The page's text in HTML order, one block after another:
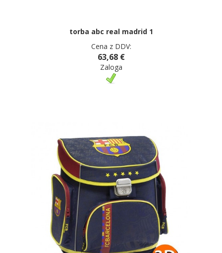
torba abc real madrid 1
Cena z DDV:
63,68 €
Zaloga